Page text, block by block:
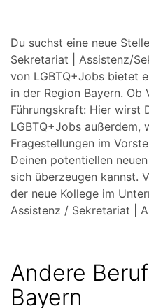
Du suchst eine neue
Sekretariat | Assistenz/
von LGBTQ+Jobs bietet
in der Region Bayern.
Führungskraft: Hier wirst
LGBTQ+Jobs außerdem,
Fragestellungen im
Deinen potentiellen
sich überzeugen kannst.
der neue Kollege im
Assistenz / Sekretariat |
Andere
Bayern